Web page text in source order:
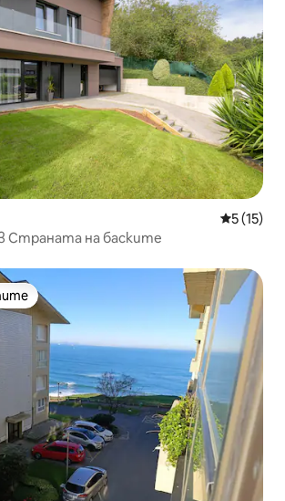
Средна
5 (15)
Страната на баските